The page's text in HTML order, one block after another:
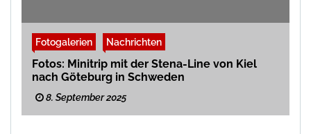
Fotogalerien Nachrichten
Fotos: Minitrip mit der Stena-Line von Kiel
nach Göteburg in Schweden
8. September 2025